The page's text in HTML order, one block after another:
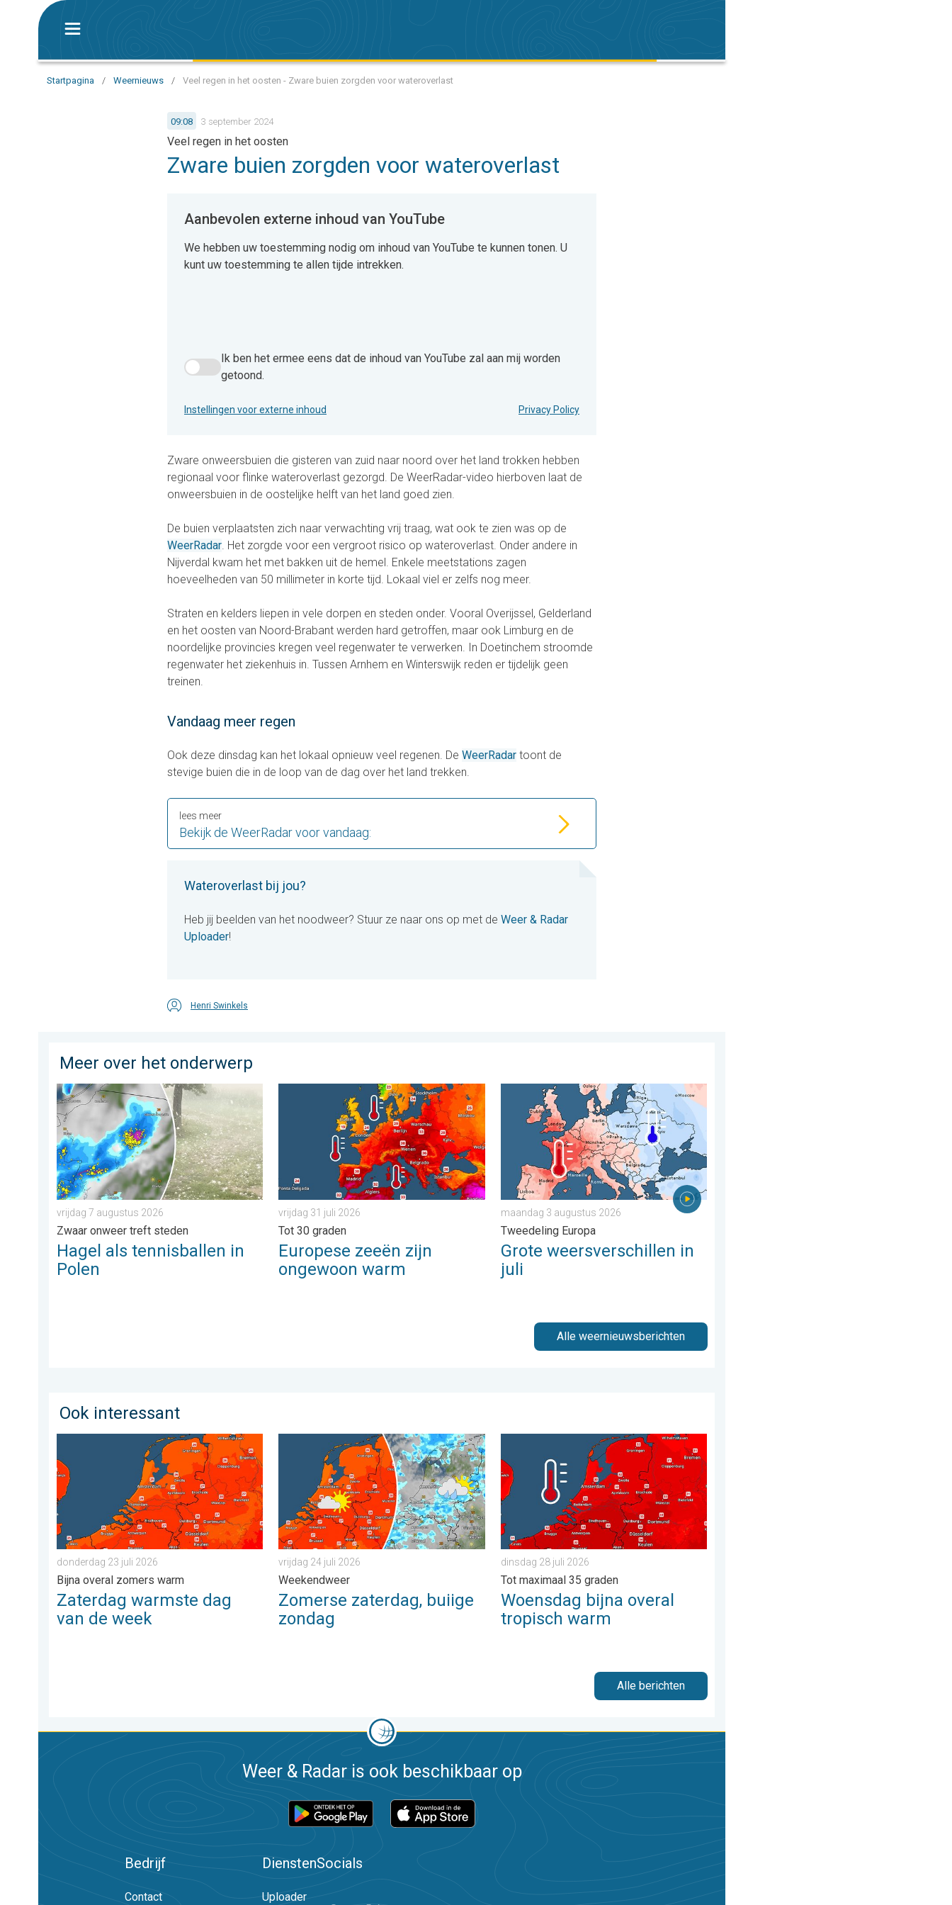
Startpagina / Weernieuws / Veel regen in het oosten - Zware buien zorgden voor wateroverlast
09:08 3 september 2024
Veel regen in het oosten
Zware buien zorgden voor wateroverlast
Aanbevolen externe inhoud van YouTube
We hebben uw toestemming nodig om inhoud van YouTube te kunnen tonen. U
kunt uw toestemming te allen tijde intrekken.
Ik ben het ermee eens dat de inhoud van YouTube zal aan mij worden getoond.
Ik ben het ermee eens dat de inhoud van YouTube zal aan mij worden
getoond.
Instellingen voor externe inhoud Privacy Policy
Zware onweersbuien die gisteren van zuid naar noord over het land trokken hebben
regionaal voor flinke wateroverlast gezorgd. De WeerRadar-video hierboven laat de
onweersbuien in de oostelijke helft van het land goed zien.
De buien verplaatsten zich naar verwachting vrij traag, wat ook te zien was op de
WeerRadar. Het zorgde voor een vergroot risico op wateroverlast. Onder andere in
Nijverdal kwam het met bakken uit de hemel. Enkele meetstations zagen
hoeveelheden van 50 millimeter in korte tijd. Lokaal viel er zelfs nog meer.
Straten en kelders liepen in vele dorpen en steden onder. Vooral Overijssel, Gelderland
en het oosten van Noord-Brabant werden hard getroffen, maar ook Limburg en de
noordelijke provincies kregen veel regenwater te verwerken. In Doetinchem stroomde
regenwater het ziekenhuis in. Tussen Arnhem en Winterswijk reden er tijdelijk geen
treinen.
Vandaag meer regen
Ook deze dinsdag kan het lokaal opnieuw veel regenen. De WeerRadar toont de
stevige buien die in de loop van de dag over het land trekken.
Bekijk de WeerRadar voor vandaag:
lees meer
Wateroverlast bij jou?
Heb jij beelden van het noodweer? Stuur ze naar ons op met de Weer & Radar
Uploader!
Henri Swinkels
Meer over het onderwerp
Hagel als tennisballen in Polen. Zwaar onweer treft steden. . . vrijdag 7 augustus 2026
vrijdag 7 augustus 2026
Zwaar onweer treft steden
Hagel als tennisballen in
Polen
Europese zeeën zijn ongewoon warm. Tot 30 graden. . . vrijdag 31 juli 2026
vrijdag 31 juli 2026
Tot 30 graden
Europese zeeën zijn
ongewoon warm
Grote weersverschillen in juli. Tweedeling Europa. . . maandag 3 augustus 2026
maandag 3 augustus 2026
Tweedeling Europa
Grote weersverschillen in
juli
Alle weernieuwsberichten
Ook interessant
Zaterdag warmste dag van de week. Bijna overal zomers warm. . . donderdag 23 juli 2026
donderdag 23 juli 2026
Bijna overal zomers warm
Zaterdag warmste dag
van de week
Zomerse zaterdag, buiige zondag. Weekendweer. . . vrijdag 24 juli 2026
vrijdag 24 juli 2026
Weekendweer
Zomerse zaterdag, buiige
zondag
Woensdag bijna overal tropisch warm. Tot maximaal 35 graden. . . dinsdag 28 juli 2026
dinsdag 28 juli 2026
Tot maximaal 35 graden
Woensdag bijna overal
tropisch warm
Alle berichten
Weer & Radar is ook beschikbaar op
Bedrijf
Contact
Diensten
Uploader
Socials